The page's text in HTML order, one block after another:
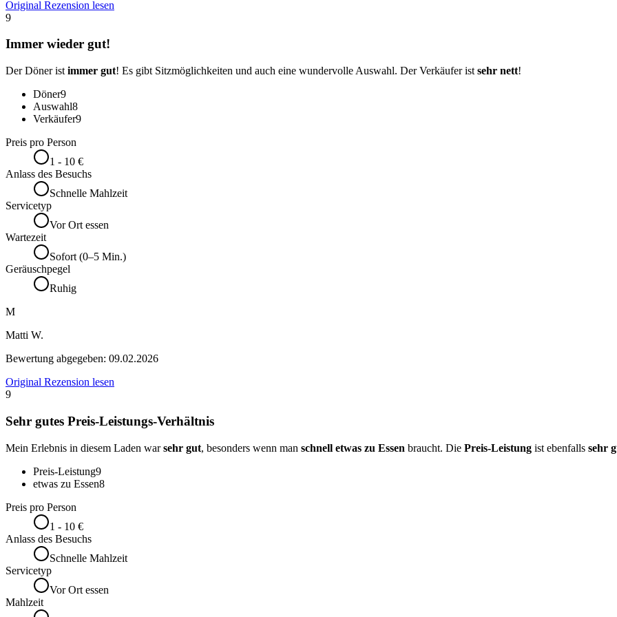
Original Rezension lesen
9
Immer wieder gut!
Der Döner ist immer gut! Es gibt Sitzmöglichkeiten und auch eine wundervolle Auswahl. Der Verkäufer ist sehr nett!
Döner9
Auswahl8
Verkäufer9
Preis pro Person
1 - 10 €
Anlass des Besuchs
Schnelle Mahlzeit
Servicetyp
Vor Ort essen
Wartezeit
Sofort (0–5 Min.)
Geräuschpegel
Ruhig
M
Matti W.
Bewertung abgegeben: 09.02.2026
Original Rezension lesen
9
Sehr gutes Preis-Leistungs-Verhältnis
Mein Erlebnis in diesem Laden warsehr gut, besonders wenn man schnell etwas zu Essen braucht. Die Preis-Leistung ist ebenfalls sehr
Preis-Leistung9
etwas zu Essen8
Preis pro Person
1 - 10 €
Anlass des Besuchs
Schnelle Mahlzeit
Servicetyp
Vor Ort essen
Mahlzeit